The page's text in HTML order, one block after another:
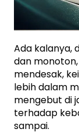
Ada kalanya,
dan
mendesak,
lebih dalam
mengebut di
terhadap
sampai.